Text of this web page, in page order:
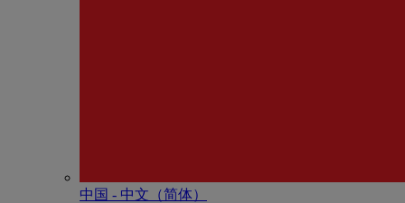
中国 - 中⽂（简体）